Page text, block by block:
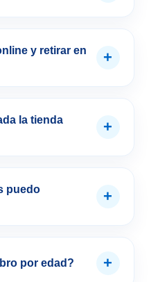
y retirar en
+
la tienda
+
puedo
+
por edad? +